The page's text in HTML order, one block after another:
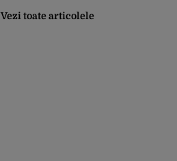
Vezi toate articolele